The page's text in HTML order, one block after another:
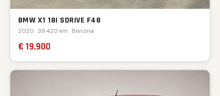
BMW X1 18I SDRIVE F48
2020 · 39.420 km · Benzina
€ 19.900